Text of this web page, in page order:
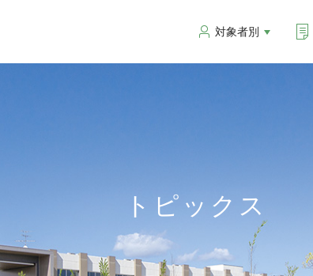
対象者別
トピックス